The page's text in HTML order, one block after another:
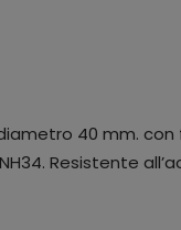
40 mm.
Resistente